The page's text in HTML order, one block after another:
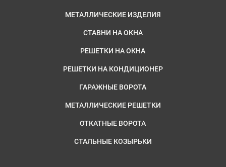
МЕТАЛЛИЧЕСКИЕ ИЗДЕЛИЯ
СТАВНИ НА ОКНА
РЕШЕТКИ НА ОКНА
РЕШЕТКИ НА КОНДИЦИОНЕР
ГАРАЖНЫЕ ВОРОТА
МЕТАЛЛИЧЕСКИЕ РЕШЕТКИ
ОТКАТНЫЕ ВОРОТА
СТАЛЬНЫЕ КОЗЫРЬКИ